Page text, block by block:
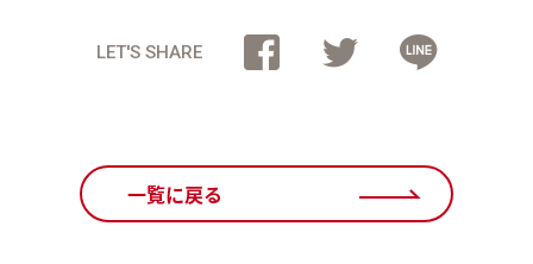
LET'S SHARE
一覧に戻る